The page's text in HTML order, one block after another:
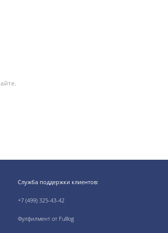
Служба поддержки клиентов:
+7 (499) 325-43-42
Фулфилмент от Fulllog